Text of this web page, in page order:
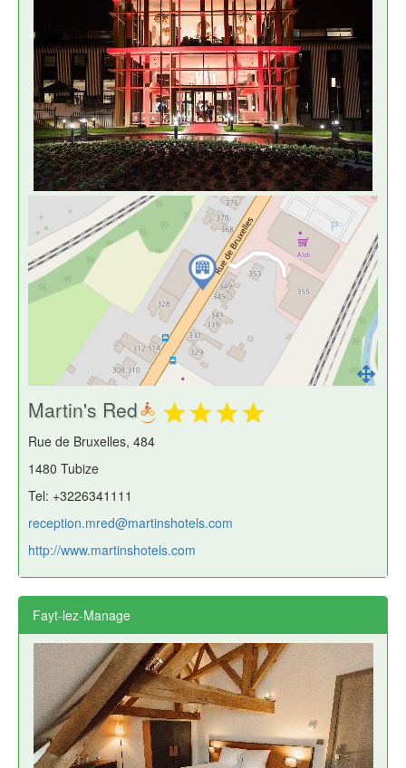
Martin's Red
Rue de Bruxelles, 484
1480 Tubize
Tel: +3226341111
reception.mred@martinshotels.com
http://www.martinshotels.com
Fayt-lez-Manage